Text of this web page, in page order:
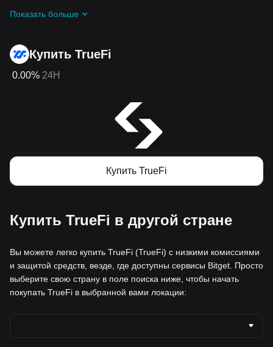
Показать больше
Купить TrueFi
0.00% 24H
Купить TrueFi
Купить TrueFi в другой стране
Вы можете легко купить TrueFi (TrueFi) с низкими комиссиями
и защитой средств, везде, где доступны сервисы Bitget. Просто
выберите свою страну в поле поиска ниже, чтобы начать
покупать TrueFi в выбранной вами локации: